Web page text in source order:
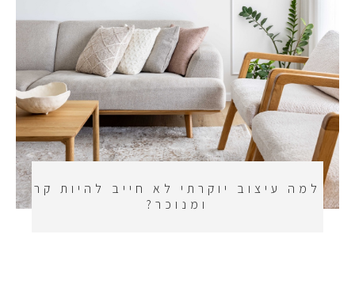
למה עיצוב יוקרתי לא חייב להיות קר
ומנוכר?